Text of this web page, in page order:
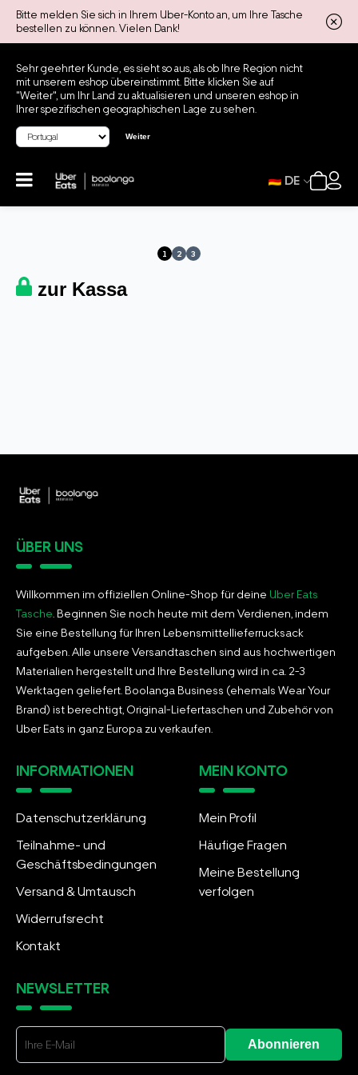
Bitte melden Sie sich in Ihrem Uber-Konto an, um Ihre Tasche
bestellen zu können. Vielen Dank!
Sehr geehrter Kunde, es sieht so aus, als ob Ihre Region nicht
mit unserem eshop übereinstimmt. Bitte klicken Sie auf
"Weiter", um Ihr Land zu aktualisieren und unseren eshop in
Ihrer spezifischen geographischen Lage zu sehen.
Weiter
DE
1 2 3
zur Kassa
ÜBER UNS
Willkommen im offiziellen Online-Shop für deine Uber Eats
Tasche . Beginnen Sie noch heute mit dem Verdienen, indem
Sie eine Bestellung für Ihren Lebensmittellieferrucksack
aufgeben. Alle unsere Versandtaschen sind aus hochwertigen
Materialien hergestellt und Ihre Bestellung wird in ca. 2-3
Werktagen geliefert. Boolanga Business (ehemals Wear Your
Brand) ist berechtigt, Original-Liefertaschen und Zubehör von
Uber Eats in ganz Europa zu verkaufen.
INFORMATIONEN
Datenschutzerklärung
Teilnahme- und
Geschäftsbedingungen
Versand & Umtausch
Widerrufsrecht
Kontakt
MEIN KONTO
Mein Profil
Häufige Fragen
Meine Bestellung
verfolgen
NEWSLETTER
Abonnieren